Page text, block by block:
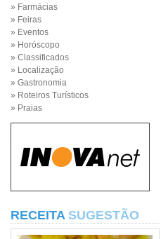
» Farmácias
» Feiras
» Eventos
» Horóscopo
» Classificados
» Localização
» Gastronomia
» Roteiros Turísticos
» Praias
RECEITA SUGESTÃO